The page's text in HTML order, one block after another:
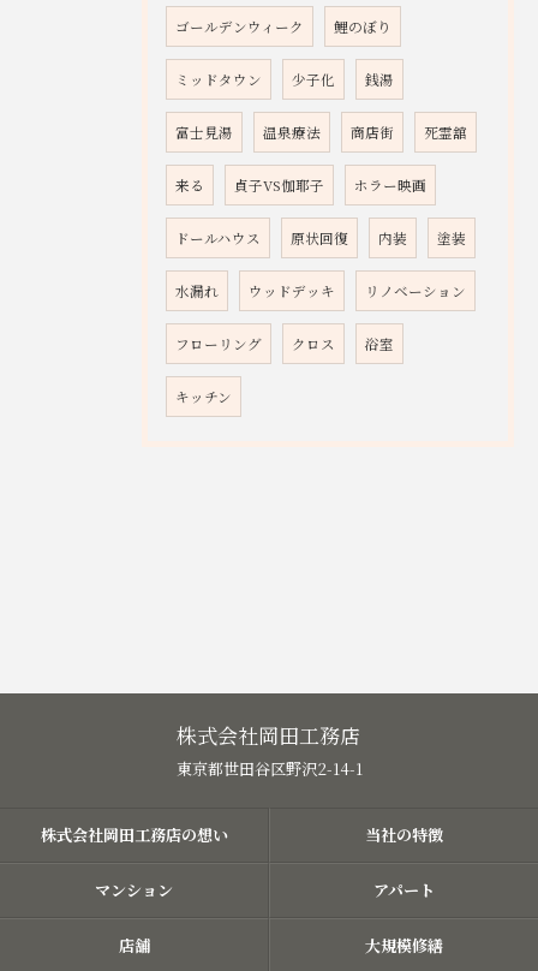
ゴールデンウィーク 鯉のぼり
ミッドタウン 少子化 銭湯
富士見湯 温泉療法 商店街 死霊舘
来る 貞子VS伽耶子 ホラー映画
ドールハウス 原状回復 内装 塗装
水漏れ ウッドデッキ リノベーション
フローリング クロス 浴室
キッチン
株式会社岡田工務店
東京都世田谷区野沢2-14-1
株式会社岡田工務店の想い 当社の特徴
マンション アパート
店舗 大規模修繕